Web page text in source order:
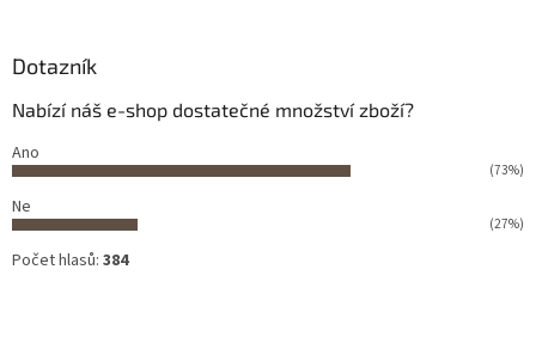
Dotazník
Nabízí náš e-shop dostatečné množství zboží?
Ano
(73%)
Ne
(27%)
Počet hlasů: 384